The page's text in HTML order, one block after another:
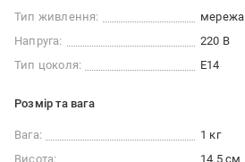
Тип живлення:
мережа
Напруга:
220 В
Тип цоколя:
E14
Розмір та вага
Вага:
1 кг
Висота:
14.5 см